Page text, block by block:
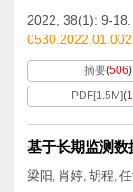
2022, 38(1): 9-18.
0530.2022.01.002
摘要(506)
PDF[1.5M](
基于长期监测数
梁阳, 肖婷, 胡程,